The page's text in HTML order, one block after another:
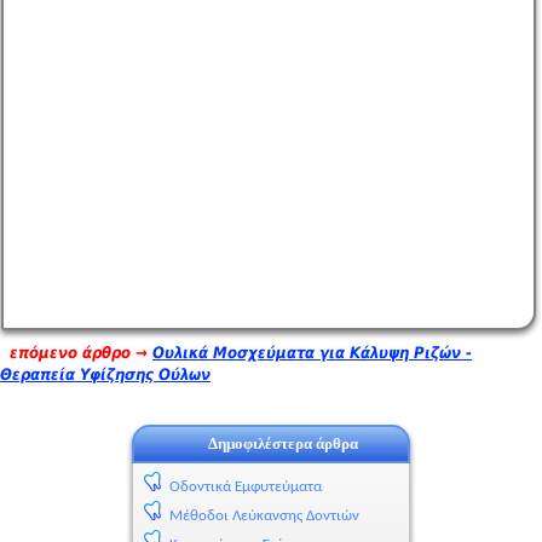
επόμενο άρθρο → Ουλικά Μοσχεύματα για Κάλυψη Ριζών -
Θεραπεία Υφίζησης Ούλων
Δημοφιλέστερα άρθρα
Οδοντικά Εμφυτεύματα
Μέθοδοι Λεύκανσης Δοντιών